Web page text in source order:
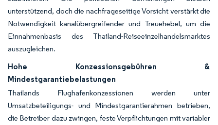
unterstützend, doch die nachfrageseitige Vorsicht verstärkt die
Notwendigkeit kanalübergreifender und Treuehebel, um die
Einnahmenbasis des Thailand-Reiseeinzelhandelsmarktes
auszugleichen.
Hohe Konzessionsgebühren &
Mindestgarantiebelastungen
Thailands Flughafenkonzessionen werden unter
Umsatzbeteiligungs- und Mindestgarantierahmen betrieben,
die Betreiber dazu zwingen, feste Verpflichtungen mit variabler